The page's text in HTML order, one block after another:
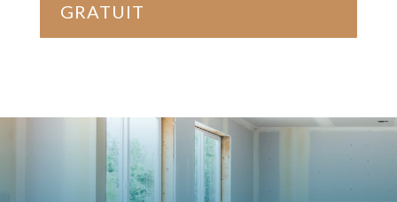
GRATUIT